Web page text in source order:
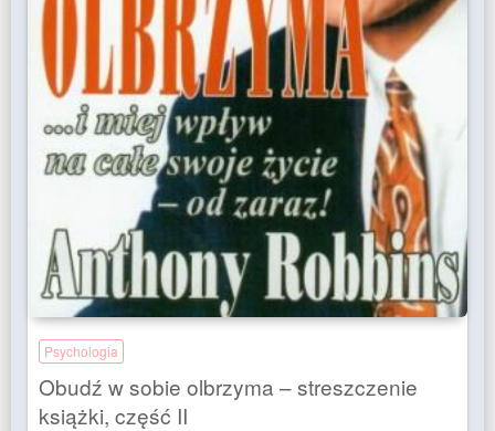
Psychologia
Obudź w sobie olbrzyma – streszczenie
książki, część II